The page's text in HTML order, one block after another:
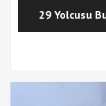
29 Yolcusu